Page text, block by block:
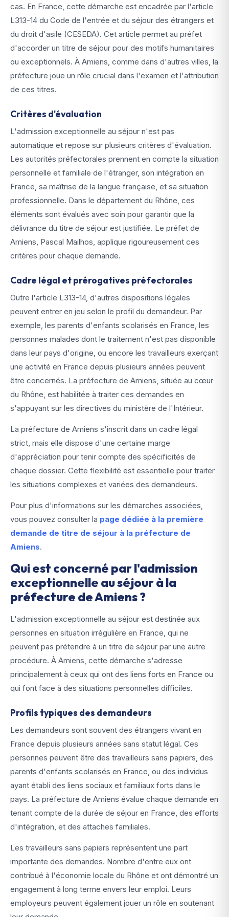
cas. En France, cette démarche est encadrée par l'article
L313-14 du Code de l'entrée et du séjour des étrangers et
du droit d'asile (CESEDA). Cet article permet au préfet
d'accorder un titre de séjour pour des motifs humanitaires
ou exceptionnels. À Amiens, comme dans d'autres villes, la
préfecture joue un rôle crucial dans l'examen et l'attribution
de ces titres.
Critères d'évaluation
L'admission exceptionnelle au séjour n'est pas
automatique et repose sur plusieurs critères d'évaluation.
Les autorités préfectorales prennent en compte la situation
personnelle et familiale de l'étranger, son intégration en
France, sa maîtrise de la langue française, et sa situation
professionnelle. Dans le département du Rhône, ces
éléments sont évalués avec soin pour garantir que la
délivrance du titre de séjour est justifiée. Le préfet de
Amiens, Pascal Mailhos, applique rigoureusement ces
critères pour chaque demande.
Cadre légal et prérogatives préfectorales
Outre l'article L313-14, d'autres dispositions légales
peuvent entrer en jeu selon le profil du demandeur. Par
exemple, les parents d'enfants scolarisés en France, les
personnes malades dont le traitement n'est pas disponible
dans leur pays d'origine, ou encore les travailleurs exerçant
une activité en France depuis plusieurs années peuvent
être concernés. La préfecture de Amiens, située au cœur
du Rhône, est habilitée à traiter ces demandes en
s'appuyant sur les directives du ministère de l'Intérieur.
La préfecture de Amiens s'inscrit dans un cadre légal
strict, mais elle dispose d'une certaine marge
d'appréciation pour tenir compte des spécificités de
chaque dossier. Cette flexibilité est essentielle pour traiter
les situations complexes et variées des demandeurs.
Pour plus d'informations sur les démarches associées,
vous pouvez consulter la page dédiée à la première
demande de titre de séjour à la préfecture de
Amiens.
Qui est concerné par l'admission
exceptionnelle au séjour à la
préfecture de Amiens ?
L'admission exceptionnelle au séjour est destinée aux
personnes en situation irrégulière en France, qui ne
peuvent pas prétendre à un titre de séjour par une autre
procédure. À Amiens, cette démarche s'adresse
principalement à ceux qui ont des liens forts en France ou
qui font face à des situations personnelles difficiles.
Profils typiques des demandeurs
Les demandeurs sont souvent des étrangers vivant en
France depuis plusieurs années sans statut légal. Ces
personnes peuvent être des travailleurs sans papiers, des
parents d'enfants scolarisés en France, ou des individus
ayant établi des liens sociaux et familiaux forts dans le
pays. La préfecture de Amiens évalue chaque demande en
tenant compte de la durée de séjour en France, des efforts
d'intégration, et des attaches familiales.
Les travailleurs sans papiers représentent une part
importante des demandes. Nombre d'entre eux ont
contribué à l'économie locale du Rhône et ont démontré un
engagement à long terme envers leur emploi. Leurs
employeurs peuvent également jouer un rôle en soutenant